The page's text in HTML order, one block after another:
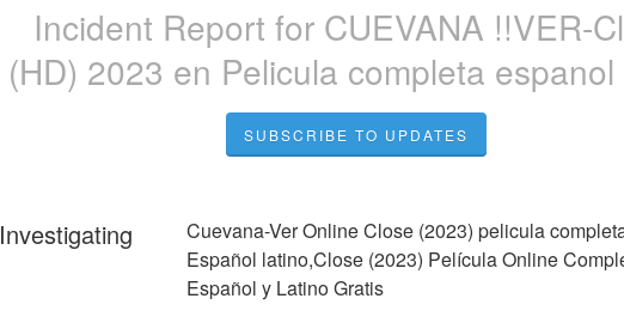
Incident Report for CUEVANA !!VER-
(HD) 2023 en Pelicula completa
SUBSCRIBE TO UPDATES
Investigating
Cuevana-Ver Online Close (2023) pelicula
Español latino,Close (2023) Película Online
Español y Latino Gratis